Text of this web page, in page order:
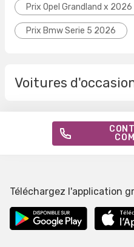
Prix Opel Grandland x 2026
Prix Bmw Serie 5 2026
Voitures
Téléchargez l'application